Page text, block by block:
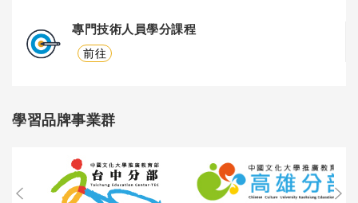
專門技術人員學分課程
前往
學習品牌事業群